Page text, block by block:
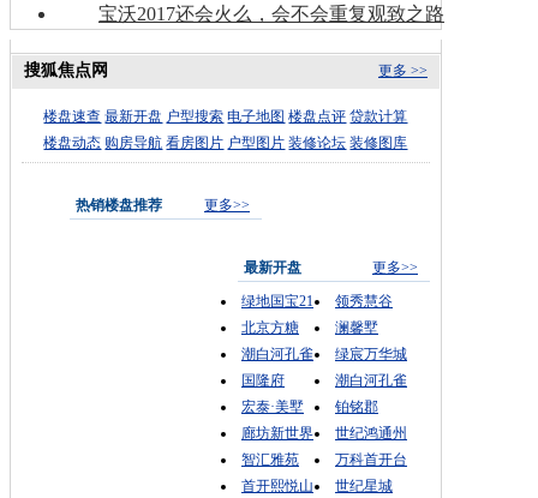
宝沃2017还会火么，会不会重复观致之路
更多 >>
搜狐焦点网
楼盘速查 最新开盘 户型搜索 电子地图 楼盘点评 贷款计算
楼盘动态 购房导航 看房图片 户型图片 装修论坛 装修图库
热销楼盘推荐 更多>>
最新开盘
更多>>
绿地国宝21
领秀慧谷
北京方糖
澜馨墅
潮白河孔雀
绿宸万华城
国隆府
潮白河孔雀
宏泰·美墅
铂铭郡
廊坊新世界
世纪鸿通州
智汇雅苑
万科首开台
首开熙悦山
世纪星城